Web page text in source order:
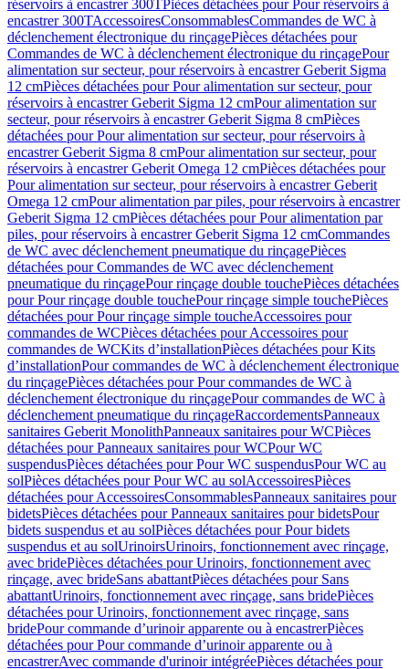
réservoirs à encastrer 300TPièces détachées pour Pour réservoirs à
encastrer 300TAccessoiresConsommablesCommandes de WC à
déclenchement électronique du rinçagePièces détachées pour
Commandes de WC à déclenchement électronique du rinçagePour
alimentation sur secteur, pour réservoirs à encastrer Geberit Sigma
12 cmPièces détachées pour Pour alimentation sur secteur, pour
réservoirs à encastrer Geberit Sigma 12 cmPour alimentation sur
secteur, pour réservoirs à encastrer Geberit Sigma 8 cmPièces
détachées pour Pour alimentation sur secteur, pour réservoirs à
encastrer Geberit Sigma 8 cmPour alimentation sur secteur, pour
réservoirs à encastrer Geberit Omega 12 cmPièces détachées pour
Pour alimentation sur secteur, pour réservoirs à encastrer Geberit
Omega 12 cmPour alimentation par piles, pour réservoirs à encastrer
Geberit Sigma 12 cmPièces détachées pour Pour alimentation par
piles, pour réservoirs à encastrer Geberit Sigma 12 cmCommandes
de WC avec déclenchement pneumatique du rinçagePièces
détachées pour Commandes de WC avec déclenchement
pneumatique du rinçagePour rinçage double touchePièces détachées
pour Pour rinçage double touchePour rinçage simple touchePièces
détachées pour Pour rinçage simple toucheAccessoires pour
commandes de WCPièces détachées pour Accessoires pour
commandes de WCKits d’installationPièces détachées pour Kits
d’installationPour commandes de WC à déclenchement électronique
du rinçagePièces détachées pour Pour commandes de WC à
déclenchement électronique du rinçagePour commandes de WC à
déclenchement pneumatique du rinçageRaccordementsPanneaux
sanitaires Geberit MonolithPanneaux sanitaires pour WCPièces
détachées pour Panneaux sanitaires pour WCPour WC
suspendusPièces détachées pour Pour WC suspendusPour WC au
solPièces détachées pour Pour WC au solAccessoiresPièces
détachées pour AccessoiresConsommablesPanneaux sanitaires pour
bidetsPièces détachées pour Panneaux sanitaires pour bidetsPour
bidets suspendus et au solPièces détachées pour Pour bidets
suspendus et au solUrinoirsUrinoirs, fonctionnement avec rinçage,
avec bridePièces détachées pour Urinoirs, fonctionnement avec
rinçage, avec brideSans abattantPièces détachées pour Sans
abattantUrinoirs, fonctionnement avec rinçage, sans bridePièces
détachées pour Urinoirs, fonctionnement avec rinçage, sans
bridePour commande d’urinoir apparente ou à encastrerPièces
détachées pour Pour commande d’urinoir apparente ou à
encastrerAvec commande d'urinoir intégréePièces détachées pour